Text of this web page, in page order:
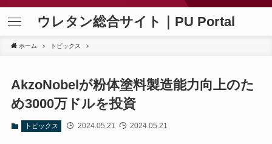
ウレタン総合サイト｜PU Portal
ホーム トピックス
AkzoNobelが粉体塗料製造能力向上のた
め3000万ドルを投資
トピックス 2024.05.21 2024.05.21